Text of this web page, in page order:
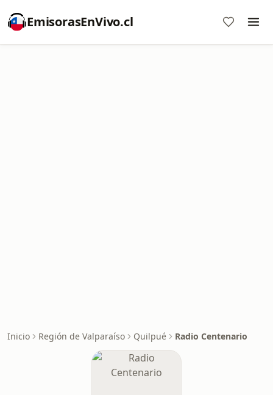
EmisorasEnVivo.cl
Inicio Región de Valparaíso Quilpué Radio Centenario